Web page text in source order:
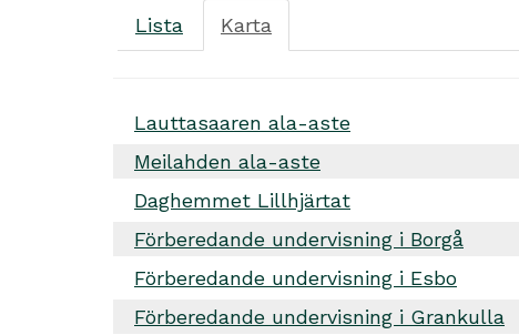
Lista Karta
Lauttasaaren ala-aste
Meilahden ala-aste
Daghemmet Lillhjärtat
Förberedande undervisning i Borgå
Förberedande undervisning i Esbo
Förberedande undervisning i Grankulla